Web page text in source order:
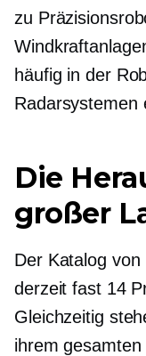
zu
häufig in der
Radarsystemen
Die
großer
Der Katalog
derzeit fast 14
Gleichzeitig
ihrem gesamten